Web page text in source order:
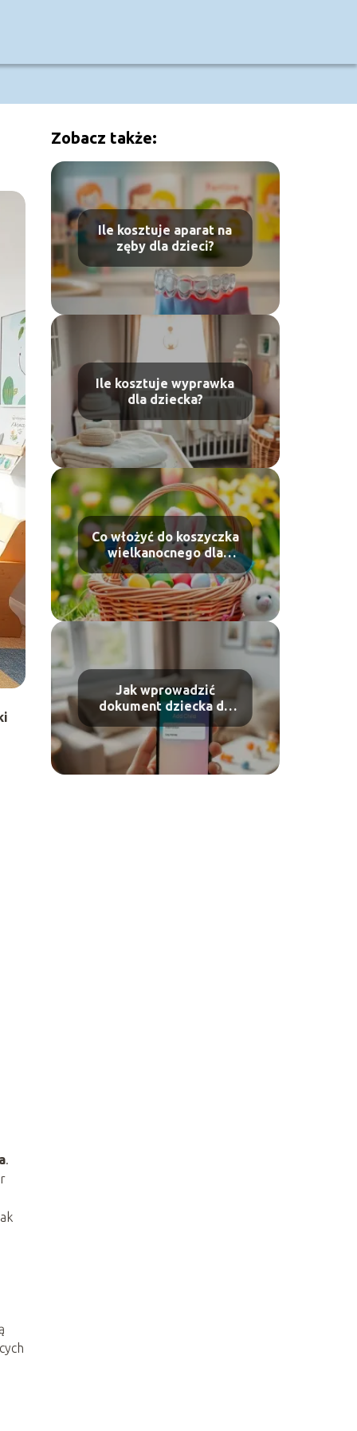
.
Zobacz także:
Ile kosztuje aparat na
zęby dla dzieci?
Ile kosztuje wyprawka
dla dziecka?
Co włożyć do koszyczka
wielkanocnego dla
dziecka?
Jak wprowadzić
dokument dziecka do
aplikacji mObywatel?